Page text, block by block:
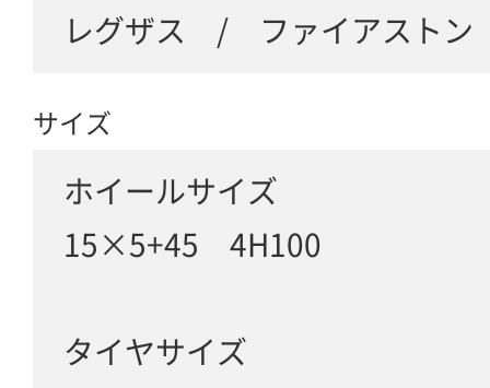
レグザス / ファイアストン
サイズ
ホイールサイズ
15×5+45 4H100
タイヤサイズ